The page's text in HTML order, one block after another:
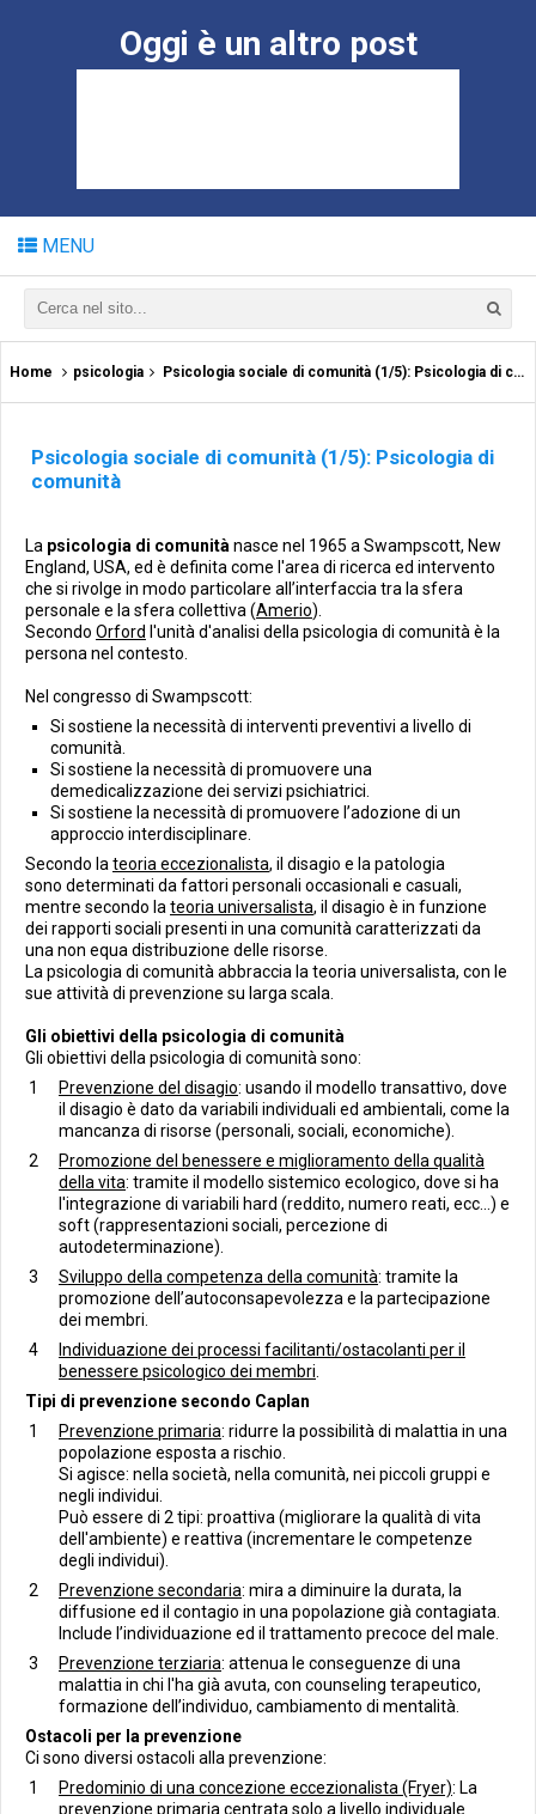
Oggi è un altro post
MENU
Home psicologia Psicologia sociale di comunità (1/5): Psicologia di comunità
Psicologia sociale di comunità (1/5): Psicologia di
comunità
La psicologia di comunità nasce nel 1965 a Swampscott, New
England, USA, ed è definita come l'area di ricerca ed intervento
che si rivolge in modo particolare all’interfaccia tra la sfera
personale e la sfera collettiva (Amerio).
Secondo Orford l'unità d'analisi della psicologia di comunità è la
persona nel contesto.
Nel congresso di Swampscott:
Si sostiene la necessità di interventi preventivi a livello di
comunità.
Si sostiene la necessità di promuovere una
demedicalizzazione dei servizi psichiatrici.
Si sostiene la necessità di promuovere l’adozione di un
approccio interdisciplinare.
Secondo la teoria eccezionalista, il disagio e la patologia
sono determinati da fattori personali occasionali e casuali,
mentre secondo la teoria universalista, il disagio è in funzione
dei rapporti sociali presenti in una comunità caratterizzati da
una non equa distribuzione delle risorse.
La psicologia di comunità abbraccia la teoria universalista, con le
sue attività di prevenzione su larga scala.
Gli obiettivi della psicologia di comunità
Gli obiettivi della psicologia di comunità sono:
Prevenzione del disagio: usando il modello transattivo, dove
il disagio è dato da variabili individuali ed ambientali, come la
mancanza di risorse (personali, sociali, economiche).
Promozione del benessere e miglioramento della qualità
della vita: tramite il modello sistemico ecologico, dove si ha
l'integrazione di variabili hard (reddito, numero reati, ecc...) e
soft (rappresentazioni sociali, percezione di
autodeterminazione).
Sviluppo della competenza della comunità: tramite la
promozione dell’autoconsapevolezza e la partecipazione
dei membri.
Individuazione dei processi facilitanti/ostacolanti per il
benessere psicologico dei membri
Tipi di prevenzione secondo Caplan
Prevenzione primaria: ridurre la possibilità di malattia in una
popolazione esposta a rischio.
Si agisce: nella società, nella comunità, nei piccoli gruppi e
negli individui.
Può essere di 2 tipi: proattiva (migliorare la qualità di vita
dell'ambiente) e reattiva (incrementare le competenze
degli individui).
Prevenzione secondaria: mira a diminuire la durata, la
diffusione ed il contagio in una popolazione già contagiata.
Include l’individuazione ed il trattamento precoce del male.
Prevenzione terziaria: attenua le conseguenze di una
malattia in chi l'ha già avuta, con counseling terapeutico,
formazione dell’individuo, cambiamento di mentalità.
Ostacoli per la prevenzione
Ci sono diversi ostacoli alla prevenzione:
Predominio di una concezione eccezionalista (Fryer): La
prevenzione primaria centrata solo a livello individuale